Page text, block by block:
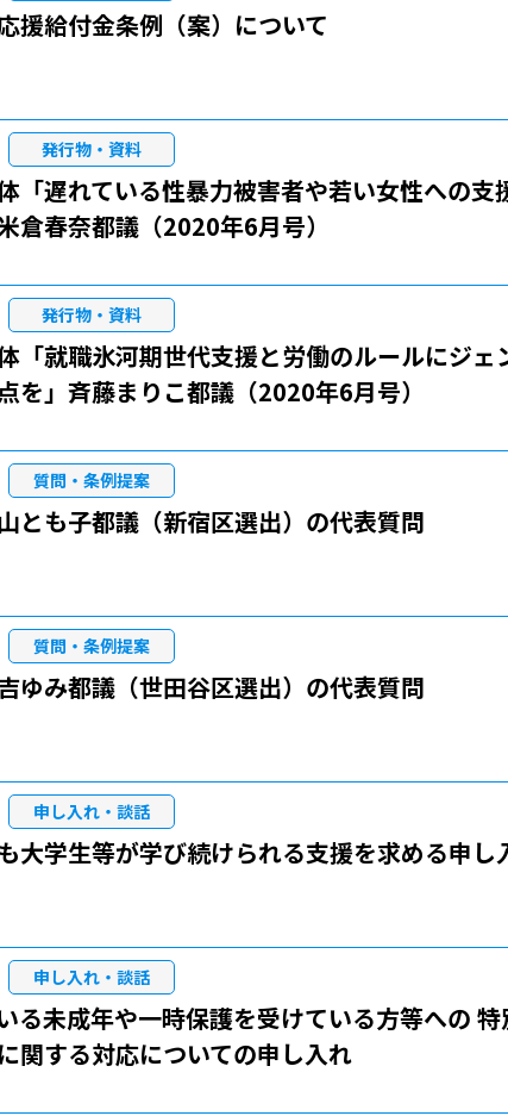
援給付金条例（案）について
発行物・資料
「遅れている性暴力被害者や若い女性への支
倉春奈都議（2020年6月号）
発行物・資料
「就職氷河期世代支援と労働のルールにジェ
を」斉藤まりこ都議（2020年6月号）
質問・条例提案
も子都議（新宿区選出）の代表質問
質問・条例提案
み都議（世田谷区選出）の代表質問
申し入れ・談話
大学生等が学び続けられる支援を求める申し
申し入れ・談話
る未成年や一時保護を受けている方等への 特
関する対応についての申し入れ